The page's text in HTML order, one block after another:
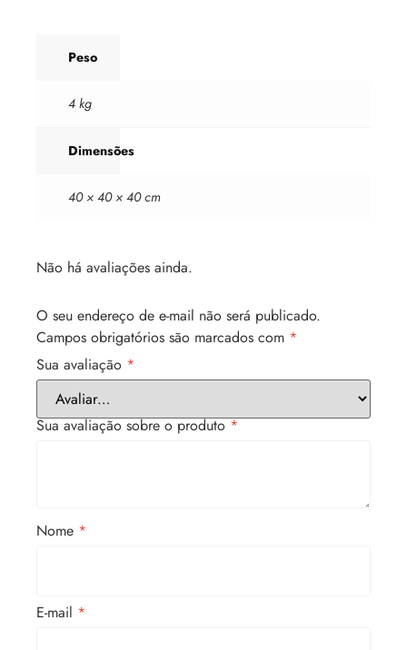
Peso
4 kg
Dimensões
40 × 40 × 40 cm
Não há avaliações ainda.
O seu endereço de e-mail não será publicado.
Campos obrigatórios são marcados com *
Sua avaliação *
Sua avaliação sobre o produto*
Nome *
E-mail *